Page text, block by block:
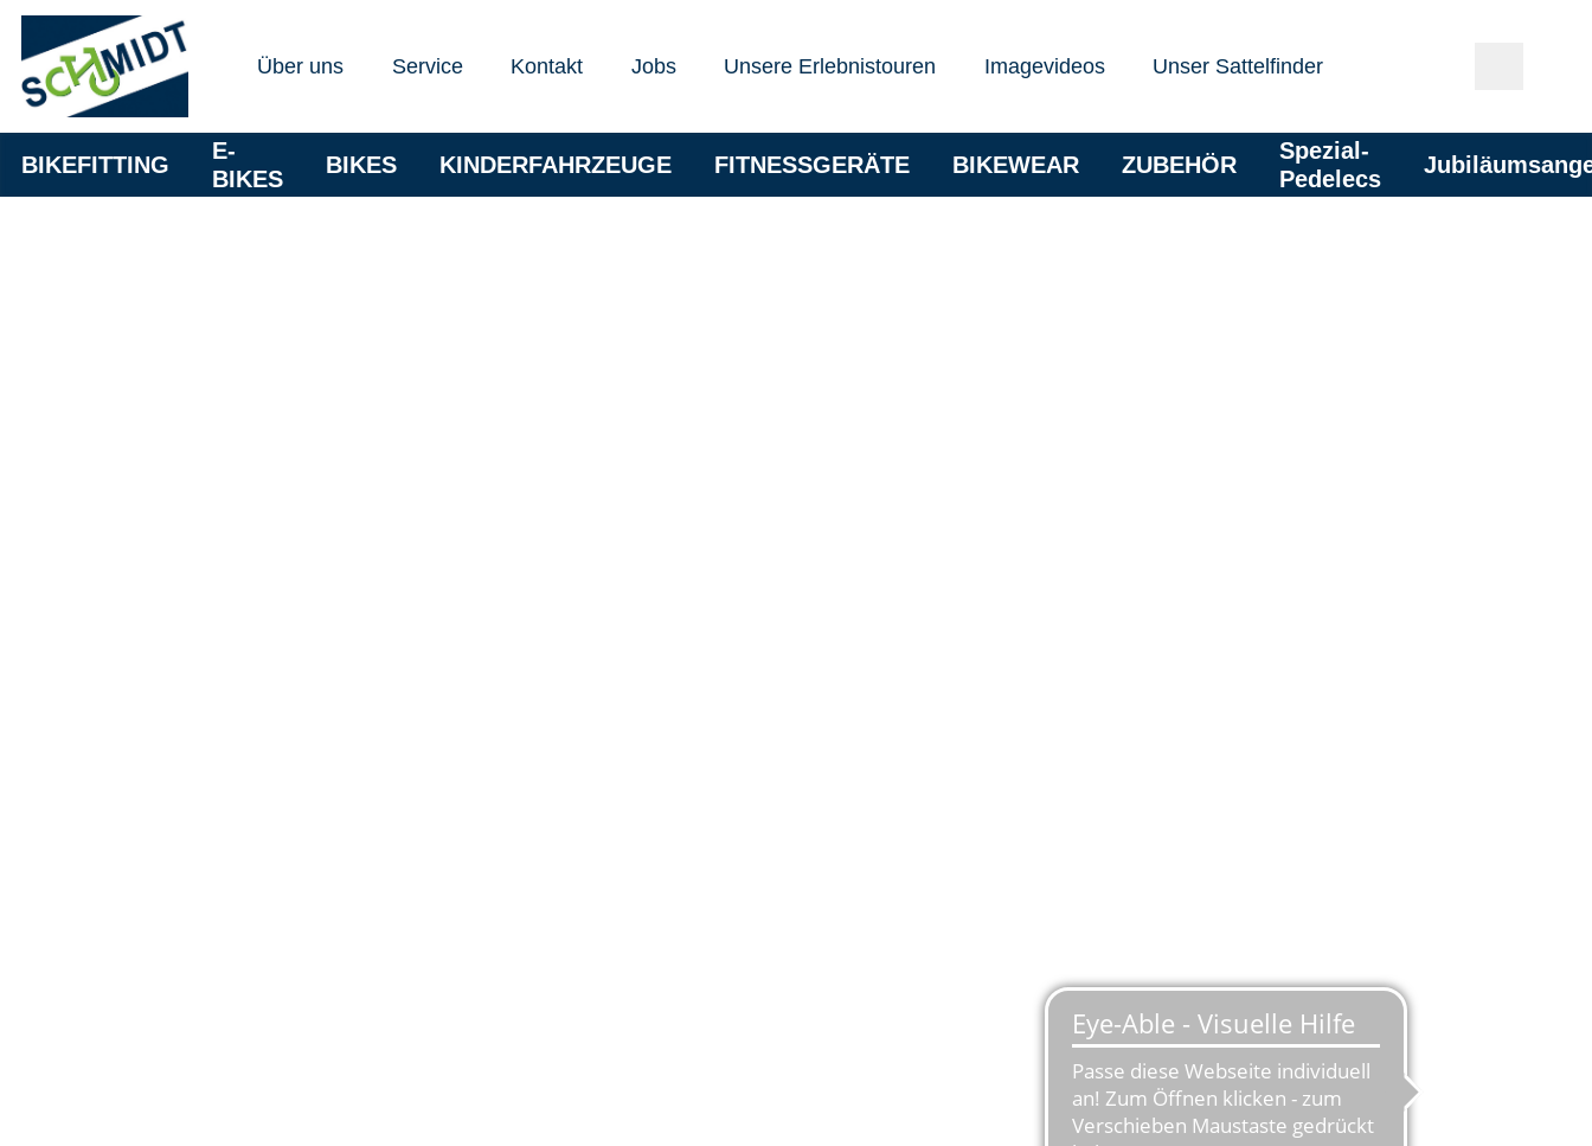
Über uns Service Kontakt Jobs Unsere Erlebnistouren Imagevideos Unser Sattelfinder
BIKEFITTING
E-
BIKES
BIKES KINDERFAHRZEUGE FITNESSGERÄTE BIKEWEAR ZUBEHÖR
Spezial-
Pedelecs